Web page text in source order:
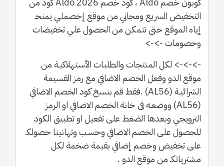
التخفيض السريع ومجاني من موقع إخصملي يمنحـ
إياه الموقع حتى تتمكن من الحصول علي تخفيضات
وخصومات ->->
->->-> لكل المنتجات والطلبات الأستهلاكيـة من
موقع الدو وفعل الخصم الاضافي مع رمز القسيمة
الشرائيـة (AL56) .فقط قم بنسخ كود الخصم الاضافي
(AL56) ووضعـه فى خانة الخصم الاضافي او الرمز
الترويجي وبعدها الضغط على تفعيل او تطبيق الكود
للحصول على الخصم الاضافي وحسب وتهانينا حصولكـ
على تخفيض وخصم إضافي بقيمة ضخمة لكل
مشترياتكـ من موقع الدو .